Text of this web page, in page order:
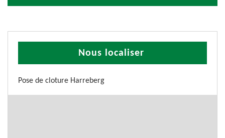
Nous localiser
Pose de cloture Harreberg